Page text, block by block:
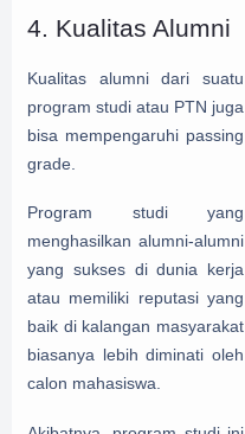
4. Kualitas Alumni
Kualitas alumni dari suatu
program studi atau PTN juga
bisa mempengaruhi passing
grade.
Program studi yang
menghasilkan alumni-alumni
yang sukses di dunia kerja
atau memiliki reputasi yang
baik di kalangan masyarakat
biasanya lebih diminati oleh
calon mahasiswa.